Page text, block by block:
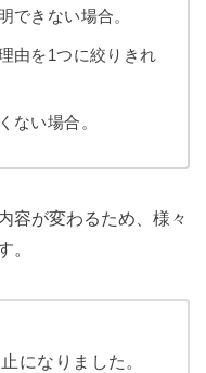
できない場合。
由を1つに絞りきれ
ない場合。
容が変わるため、様々
。
になりました。